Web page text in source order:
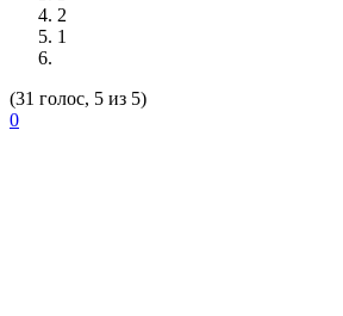
2
1
(31 голос, 5 из 5)
0